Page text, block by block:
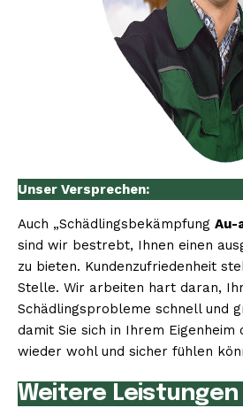
Unser Versprechen:
Auch „Schädlingsbekämpfung Au-
sind wir bestrebt, Ihnen einen
zu bieten. Kundenzufriedenheit
Stelle. Wir arbeiten hart daran,
Schädlingsprobleme schnell und
damit Sie sich in Ihrem Eigenheim
wieder wohl und sicher fühlen
Weitere Leistungen